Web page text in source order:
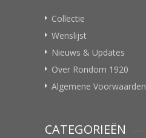
Collectie
Wenslijst
Nieuws & Updates
Over Rondom 1920
Algemene Voorwaarden
CATEGORIEËN